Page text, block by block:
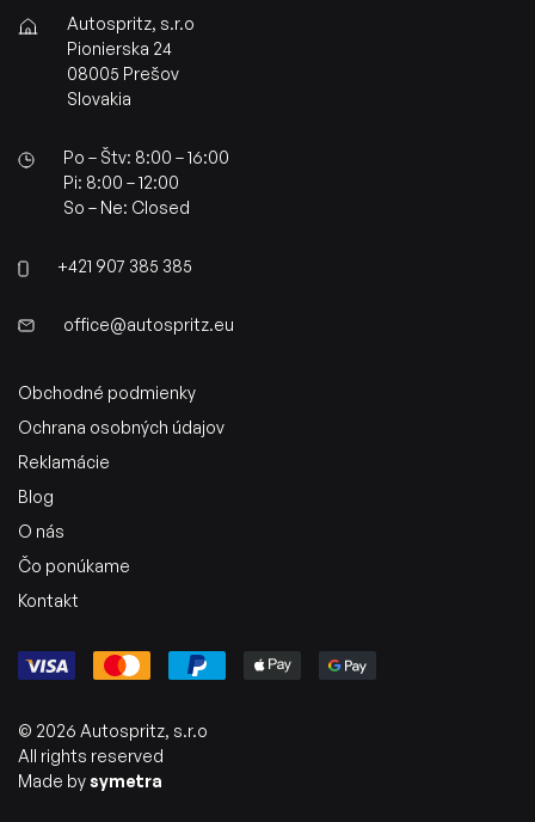
Autospritz, s.r.o
Pionierska 24
08005 Prešov
Slovakia
Po – Štv: 8:00 – 16:00
Pi: 8:00 – 12:00
So – Ne: Closed
+421 907 385 385
office@autospritz.eu
Obchodné podmienky
Ochrana osobných údajov
Reklamácie
Blog
O nás
Čo ponúkame
Kontakt
© 2026 Autospritz, s.r.o
All rights reserved
Made bysymetra